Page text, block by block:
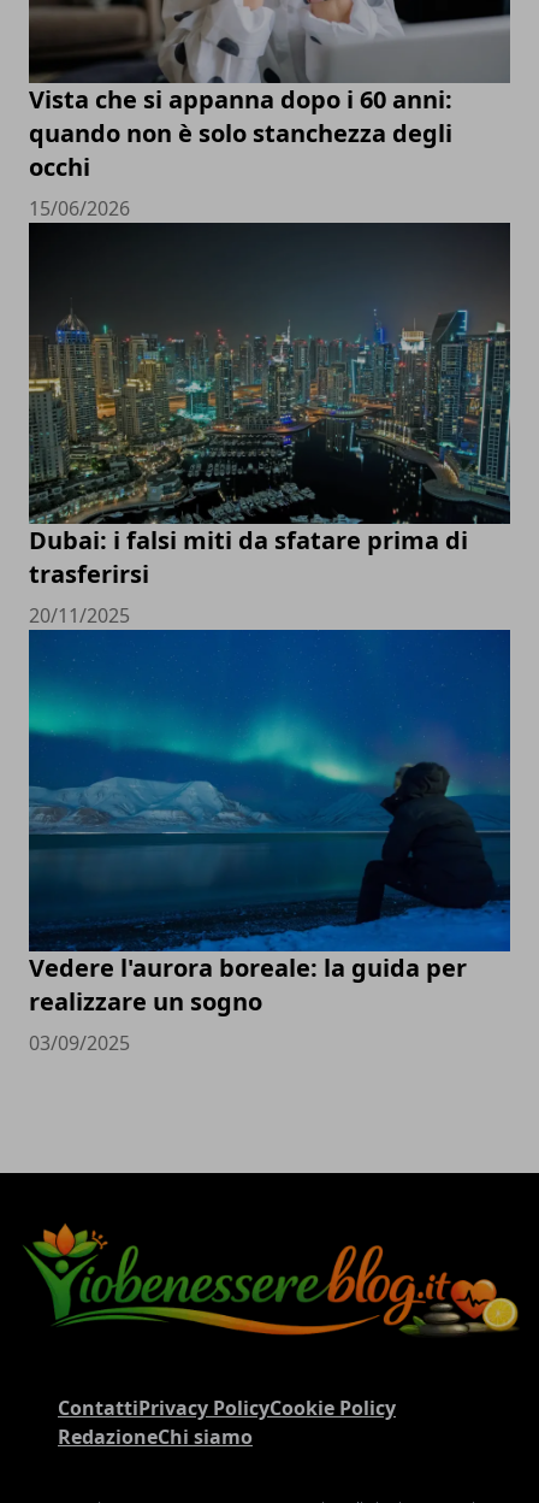
Vista che si appanna dopo i 60 anni:
quando non è solo stanchezza degli
occhi
15/06/2026
Dubai: i falsi miti da sfatare prima di
trasferirsi
20/11/2025
Vedere l'aurora boreale: la guida per
realizzare un sogno
03/09/2025
ContattiPrivacy PolicyCookie Policy
RedazioneChi siamo